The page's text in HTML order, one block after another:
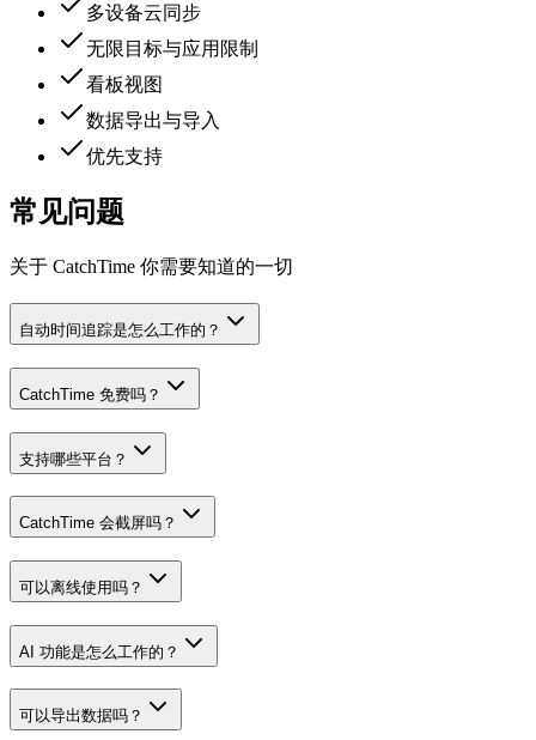
多设备云同步
无限目标与应用限制
看板视图
数据导出与导入
优先支持
常见问题
关于 CatchTime 你需要知道的一切
自动时间追踪是怎么工作的？
CatchTime 免费吗？
支持哪些平台？
CatchTime 会截屏吗？
可以离线使用吗？
AI 功能是怎么工作的？
可以导出数据吗？